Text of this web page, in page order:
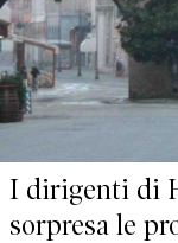
I dirigenti di
sorpresa le